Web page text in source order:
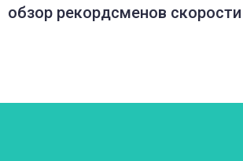
обзор рекордсменов скорости